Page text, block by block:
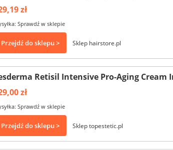
zł
Sprawdź w sklepie
Przejdź do sklepu > Sklep hairstore.pl
Retisil Intensive Pro-Aging
zł
Sprawdź w sklepie
Przejdź do sklepu > Sklep topestetic.pl